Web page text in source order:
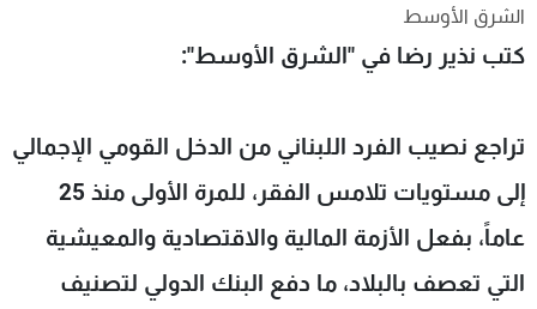
الشرق الأوسط
كتب نذير رضا في "الشرق الأوسط":
تراجع نصيب الفرد اللبناني من الدخل القومي الإجمالي
إلى مستويات تلامس الفقر، للمرة الأولى منذ 25
عاماً، بفعل الأزمة المالية والاقتصادية والمعيشية
التي تعصف بالبلاد، ما دفع البنك الدولي لتصنيف
شاهد البرامج
الترددات
عن MTV
الإنـتـاج
لاعلاناتكم
تواصل معنا
شروط الإسـتخدام
سياسة الخصوصية